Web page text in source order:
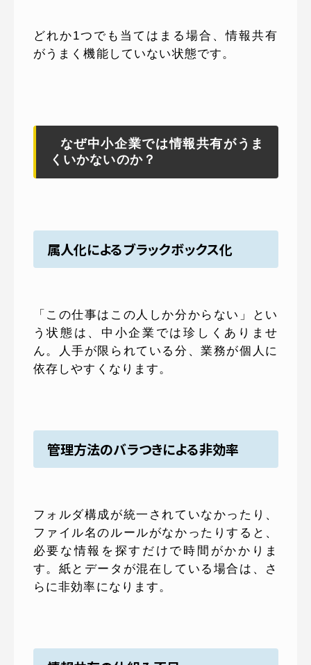
どれか1つでも当てはまる場合、情報共有
がうまく機能していない状態です。
なぜ中小企業では情報共有がうま
くいかないのか？
属人化によるブラックボックス化
「この仕事はこの人しか分からない」とい
う状態は、中小企業では珍しくありませ
ん。人手が限られている分、業務が個人に
依存しやすくなります。
管理方法のバラつきによる非効率
フォルダ構成が統一されていなかったり、
ファイル名のルールがなかったりすると、
必要な情報を探すだけで時間がかかりま
す。紙とデータが混在している場合は、さ
らに非効率になります。